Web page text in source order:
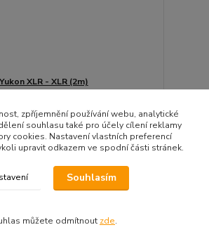
XLR - XLR (2m)
DPH Není skladem
Přidat do košíku
zpříjemnění používání webu, analytické
souhlasu také pro účely cílení reklamy
cookies. Nastavení vlastních preferencí
upravit odkazem ve spodní části stránek.
Souhlasím
můžete odmítnout zde.